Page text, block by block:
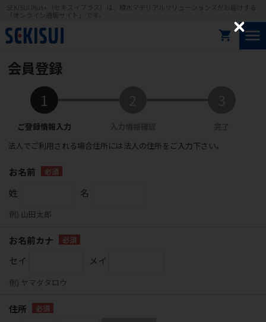
SEKISUI Plus+（セキスイプラス）は、積水マテリアルソリューションズがお届けする
「オンライン通販サイト」 です。
会員登録
法人でご利用される場合住所には法人の住所をご入力下さい。
お名前
姓
名
例) 山田太郎
お名前カナ
セイ
メイ
例) ヤマダタロウ
住所
C